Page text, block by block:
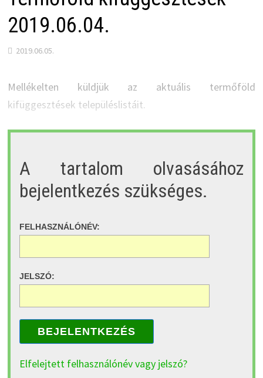
2019.06.04.
2019.06.05.
Mellékelten küldjük az aktuális termőföld
kifüggesztések településlistáit.
A tartalom olvasásához
bejelentkezés szükséges.
FELHASZNÁLÓNÉV:
JELSZÓ:
BEJELENTKEZÉS
Elfelejtett felhasználónév vagy jelszó?